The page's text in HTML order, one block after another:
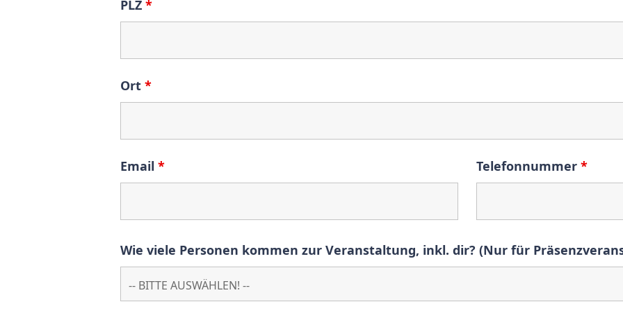
PLZ *
Ort *
Email * Telefonnummer *
Wie viele Personen kommen zur Veranstaltung, inkl. dir? (Nur für